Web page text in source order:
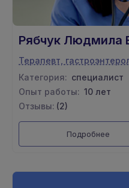
Рябчук Людмила
Терапевт,
Категория: специалист
Опыт работы: 10 лет
Отзывы: (2)
Подробнее